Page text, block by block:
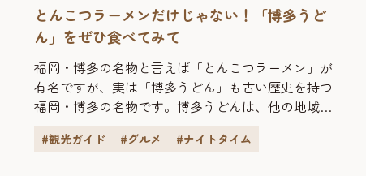
とんこつラーメンだけじゃない！「博多うど
ん」をぜひ食べてみて
福岡・博多の名物と言えば「とんこつラーメン」が
有名ですが、実は「博多うどん」も古い歴史を持つ
福岡・博多の名物です。博多うどんは、他の地域の
歴史や製法、味をご紹介します。 うどん発祥の地と
#観光ガイド #グルメ #ナイトタイム